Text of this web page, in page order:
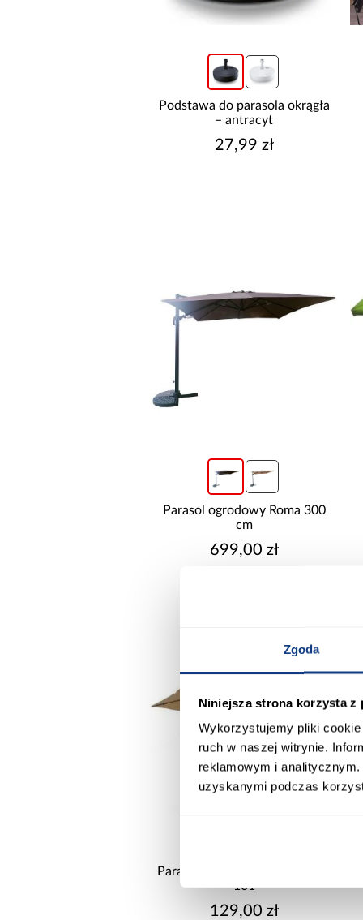
Zgoda
Niniejsza strona korzysta z
Wykorzystujemy pliki
ruch w naszej witrynie.
reklamowym i
uzyskanymi podczas
SZEROKOŚĆ [CM]
WYSOKOŚĆ [CM]
CZAS REALIZACJI OD
Podstawa do parasola okrągła
– antracyt
27,99 zł
Parasol ogrodowy Roma 300
cm
699,00 zł
Parasol ogrodowy 270 cm YQ-
101
129,00 zł